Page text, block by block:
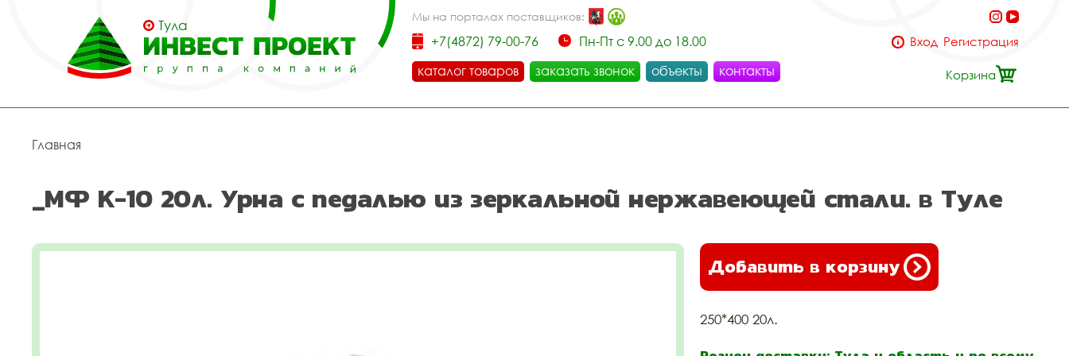
Тула
Мы на порталах поставщиков:
+7(4872) 79-00-76
Пн-Пт с 9.00 до 18.00
каталог товаров
заказать звонок объекты контакты
Вход Регистрация
Корзина
Главная
_МФ К-10 20л. Урна с педалью из зеркальной нержавеющей стали. в Туле
Добавить в корзину
250*400 20л.